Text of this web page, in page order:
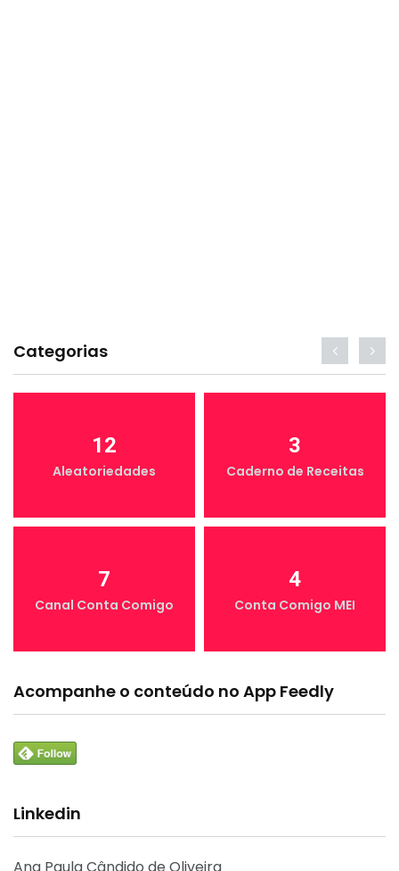
Categorias
12
Aleatoriedades
3
Caderno de Receitas
7
Canal Conta Comigo
4
Conta Comigo MEI
Acompanhe o conteúdo no App Feedly
Linkedin
Ana Paula Cândido de Oliveira